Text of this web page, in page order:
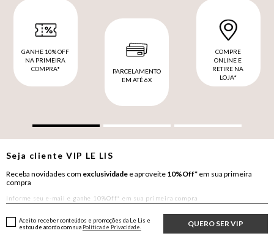
GANHE 10% OFF
NA PRIMEIRA
COMPRA*
PARCELAMENTO
EM ATÉ 6X
COMPRE
ONLINE E
RETIRE NA
LOJA*
Seja clienteVIP LE LIS
Receba novidades com exclusividade e aproveite 10%Off* em sua primeira
compra
QUERO SER VIP
Aceito receber conteúdos e promoções da Le Lis e
estou de acordo com sua Política de Privacidade.